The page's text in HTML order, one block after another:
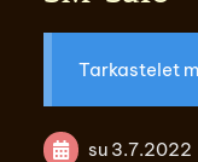
Tarkastelet
su 3.7.2022